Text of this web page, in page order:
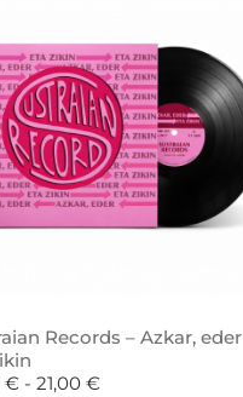
Records – Azkar, eder
€ - 21,00 €